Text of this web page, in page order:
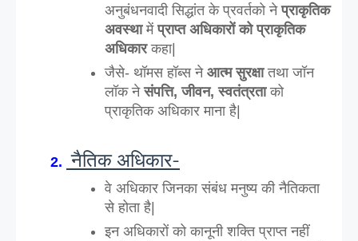
अनुबंधनवादी सिद्धांत के प्रवर्तको ने प्राकृतिक
अवस्था में प्राप्त अधिकारों को प्राकृतिक
अधिकार कहा|
जैसे- थॉमस हॉब्स ने आत्म सुरक्षा तथा जॉन
लॉक ने संपत्ति, जीवन, स्वतंत्रता को
प्राकृतिक अधिकार माना है|
नैतिक अधिकार-
वे अधिकार जिनका संबंध मनुष्य की नैतिकता
से होता है|
इन अधिकारों को कानूनी शक्ति प्राप्त नहीं